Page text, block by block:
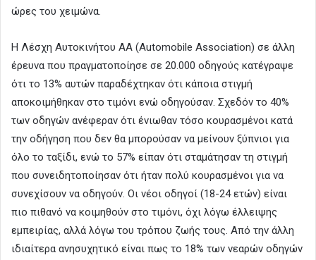
ώρες του χειμώνα.
Η Λέσχη Αυτοκινήτου AA (Automobile Association) σε άλλη
έρευνα που πραγματοποίησε σε 20.000 οδηγούς κατέγραψε
ότι το 13% αυτών παραδέχτηκαν ότι κάποια στιγμή
αποκοιμήθηκαν στο τιμόνι ενώ οδηγούσαν. Σχεδόν το 40%
των οδηγών ανέφεραν ότι ένιωθαν τόσο κουρασμένοι κατά
την οδήγηση που δεν θα μπορούσαν να μείνουν ξύπνιοι για
όλο το ταξίδι, ενώ το 57% είπαν ότι σταμάτησαν τη στιγμή
που συνειδητοποίησαν ότι ήταν πολύ κουρασμένοι για να
συνεχίσουν να οδηγούν. Οι νέοι οδηγοί (18-24 ετών) είναι
πιο πιθανό να κοιμηθούν στο τιμόνι, όχι λόγω έλλειψης
εμπειρίας, αλλά λόγω του τρόπου ζωής τους. Από την άλλη
ιδιαίτερα ανησυχητικό είναι πως το 18% των νεαρών οδηγών